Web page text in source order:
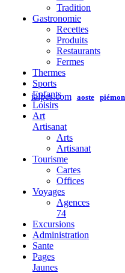
ialpes.com aoste
Tradition
Gastronomie
Recettes
Produits
Restaurants
Fermes
Thermes
Sports
Enfants
Loisirs
Art
Artisanat
Arts
Artisanat
Tourisme
Cartes
Offices
Voyages
Agences
74
Excursions
Administration
Sante
Pages
Jaunes